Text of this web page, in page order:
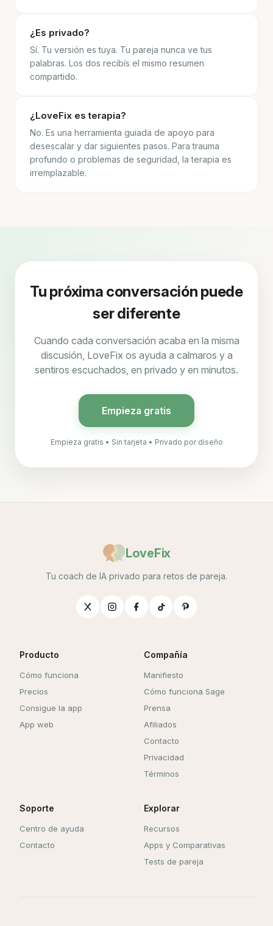
¿Es privado?
Sí. Tu versión es tuya. Tu pareja nunca ve tus
palabras. Los dos recibís el mismo resumen
compartido.
¿LoveFix es terapia?
No. Es una herramienta guiada de apoyo para
desescalar y dar siguientes pasos. Para trauma
profundo o problemas de seguridad, la terapia es
irremplazable.
Tu próxima conversación puede
ser diferente
Cuando cada conversación acaba en la misma
discusión, LoveFix os ayuda a calmaros y a
sentiros escuchados, en privado y en minutos.
Empieza gratis
Empieza gratis • Sin tarjeta • Privado por diseño
LoveFix
Tu coach de IA privado para retos de pareja.
Producto
Cómo funciona
Precios
Consigue la app
App web
Compañía
Manifiesto
Cómo funciona Sage
Prensa
Afiliados
Contacto
Privacidad
Términos
Soporte
Centro de ayuda
Contacto
Explorar
Recursos
Apps y Comparativas
Tests de pareja